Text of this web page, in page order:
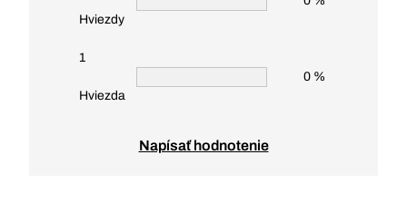
Hviezdy
1
Hviezda
0 %
Napísať hodnotenie